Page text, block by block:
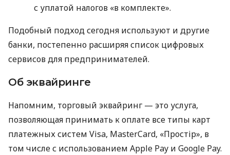
с уплатой налогов «в комплекте».
Подобный подход сегодня используют и другие
банки, постепенно расширяя список цифровых
сервисов для предпринимателей.
Об эквайринге
Напомним, торговый эквайринг — это услуга,
позволяющая принимать к оплате все типы карт
платежных систем Visa, MasterCard, «Простір», в
том числе с использованием Apple Pay и Google Pay.